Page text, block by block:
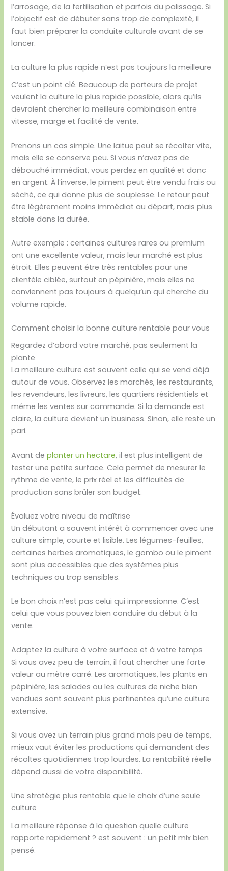
l’arrosage, de la fertilisation et parfois du palissage. Si
l’objectif est de débuter sans trop de complexité, il
faut bien préparer la conduite culturale avant de se
lancer.
La culture la plus rapide n’est pas toujours la meilleure
C’est un point clé. Beaucoup de porteurs de projet
veulent la culture la plus rapide possible, alors qu’ils
devraient chercher la meilleure combinaison entre
vitesse, marge et facilité de vente.
Prenons un cas simple. Une laitue peut se récolter vite,
mais elle se conserve peu. Si vous n’avez pas de
débouché immédiat, vous perdez en qualité et donc
en argent. À l’inverse, le piment peut être vendu frais ou
séché, ce qui donne plus de souplesse. Le retour peut
être légèrement moins immédiat au départ, mais plus
stable dans la durée.
Autre exemple : certaines cultures rares ou premium
ont une excellente valeur, mais leur marché est plus
étroit. Elles peuvent être très rentables pour une
clientèle ciblée, surtout en pépinière, mais elles ne
conviennent pas toujours à quelqu’un qui cherche du
volume rapide.
Comment choisir la bonne culture rentable pour vous
Regardez d’abord votre marché, pas seulement la
plante
La meilleure culture est souvent celle qui se vend déjà
autour de vous. Observez les marchés, les restaurants,
les revendeurs, les livreurs, les quartiers résidentiels et
même les ventes sur commande. Si la demande est
claire, la culture devient un business. Sinon, elle reste un
pari.
Avant deplanter un hectare, il est plus intelligent de
tester une petite surface. Cela permet de mesurer le
rythme de vente, le prix réel et les difficultés de
production sans brûler son budget.
Évaluez votre niveau de maîtrise
Un débutant a souvent intérêt à commencer avec une
culture simple, courte et lisible. Les légumes-feuilles,
certaines herbes aromatiques, le gombo ou le piment
sont plus accessibles que des systèmes plus
techniques ou trop sensibles.
Le bon choix n’est pas celui qui impressionne. C’est
celui que vous pouvez bien conduire du début à la
vente.
Adaptez la culture à votre surface et à votre temps
Si vous avez peu de terrain, il faut chercher une forte
valeur au mètre carré. Les aromatiques, les plants en
pépinière, les salades ou les cultures de niche bien
vendues sont souvent plus pertinentes qu’une culture
extensive.
Si vous avez un terrain plus grand mais peu de temps,
mieux vaut éviter les productions qui demandent des
récoltes quotidiennes trop lourdes. La rentabilité réelle
dépend aussi de votre disponibilité.
Une stratégie plus rentable que le choix d’une seule
culture
La meilleure réponse à la question quelle culture
rapporte rapidement ? est souvent : un petit mix bien
pensé.